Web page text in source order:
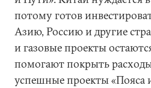
потому готов
Азию, Россию и другие
и газовые проекты
помогают покрыть
успешные проекты «Пояса